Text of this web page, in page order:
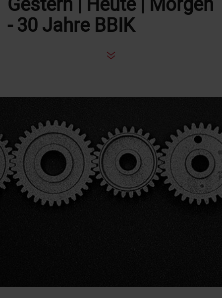
- 30 Jahre BBIK